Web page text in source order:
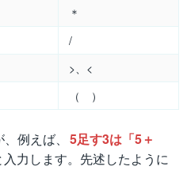
＊
/
>、<
（ ）
例えば、 5足す3は「5＋
入力します。先述したように